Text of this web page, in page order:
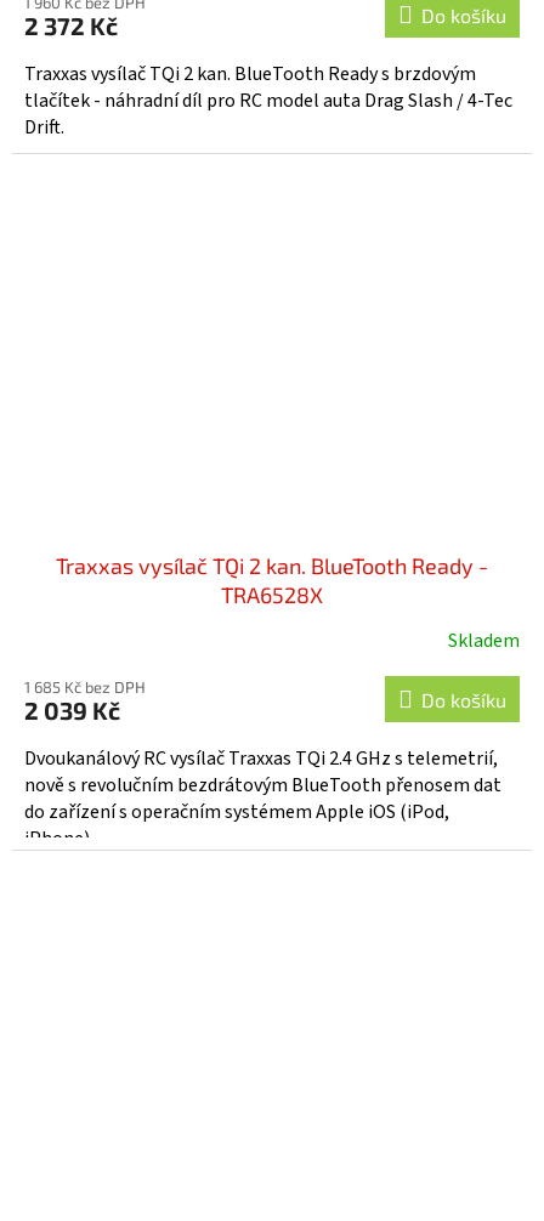
2 372 Kč Do košíku
Traxxas vysílač TQi 2 kan. BlueTooth Ready s brzdovým
tlačítek - náhradní díl pro RC model auta Drag Slash / 4-Tec
Drift.
Traxxas vysílač TQi 2 kan. BlueTooth Ready -
TRA6528X
Skladem
1 685 Kč bez DPH
2 039 Kč Do košíku
Dvoukanálový RC vysílač Traxxas TQi 2.4 GHz s telemetrií,
nově s revolučním bezdrátovým BlueTooth přenosem dat
do zařízení s operačním systémem Apple iOS (iPod,
iPhone)...